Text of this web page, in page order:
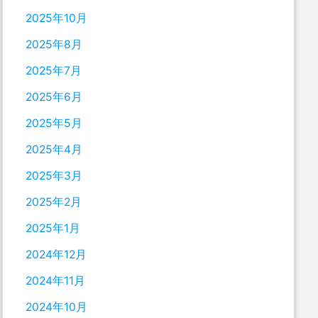
2025年10月
2025年8月
2025年7月
2025年6月
2025年5月
2025年4月
2025年3月
2025年2月
2025年1月
2024年12月
2024年11月
2024年10月